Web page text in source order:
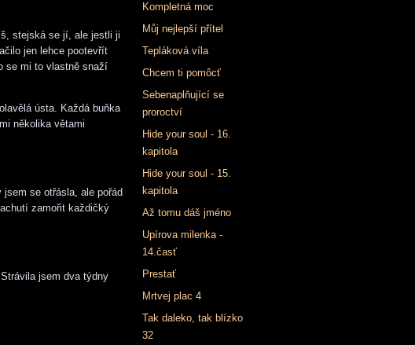
stejská se jí, ale jestli ji
jen lehce pootevřít
se mi to vlastně snaží
ústa. Každá buňka
několika větami
se otřásla, ale pořád
zamořit každičký
. Strávila jsem dva týdny
Kompletná moc
Můj nejlepší přítel
Tepláková víla
Chcem ti pomôcť
Sebenaplňující se
proroctví
Hide your soul - 16.
kapitola
Hide your soul - 15.
kapitola
Až tomu dáš jméno
Upírova milenka -
14.časť
Prestať
Mrtvej plac 4
Tak daleko, tak blízko
32